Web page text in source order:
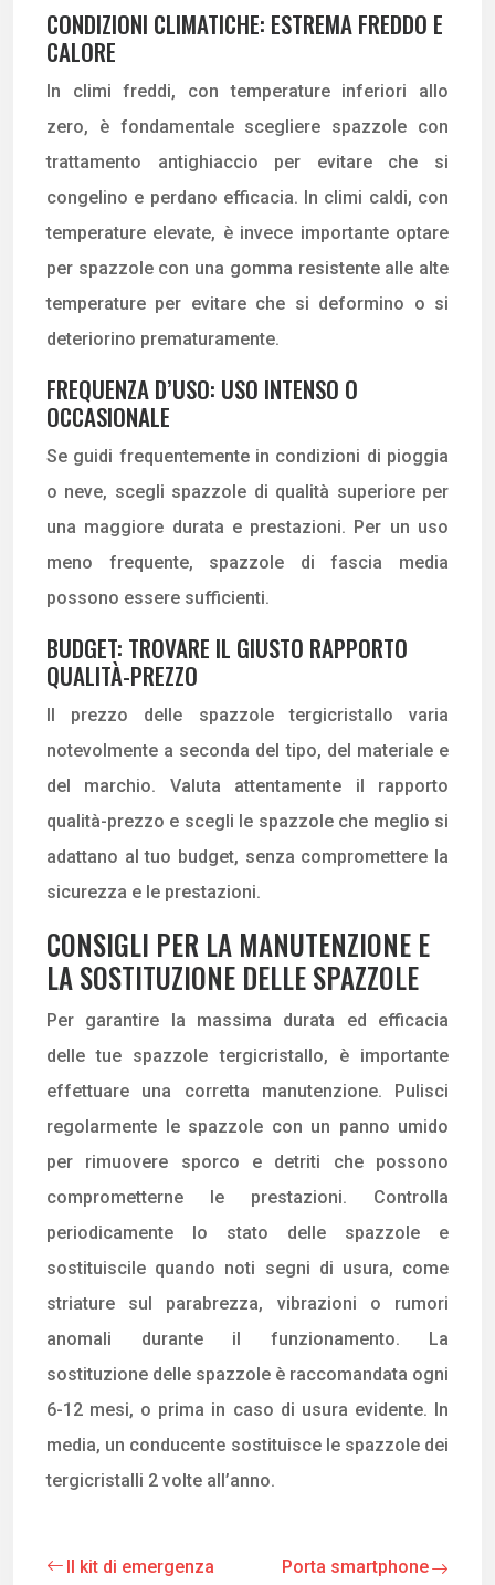
CONDIZIONI CLIMATICHE: ESTREMA FREDDO E
CALORE
In climi freddi, con temperature inferiori allo
zero, è fondamentale scegliere spazzole con
trattamento antighiaccio per evitare che si
congelino e perdano efficacia. In climi caldi, con
temperature elevate, è invece importante optare
per spazzole con una gomma resistente alle alte
temperature per evitare che si deformino o si
deteriorino prematuramente.
FREQUENZA D’USO: USO INTENSO O
OCCASIONALE
Se guidi frequentemente in condizioni di pioggia
o neve, scegli spazzole di qualità superiore per
una maggiore durata e prestazioni. Per un uso
meno frequente, spazzole di fascia media
possono essere sufficienti.
BUDGET: TROVARE IL GIUSTO RAPPORTO
QUALITÀ-PREZZO
Il prezzo delle spazzole tergicristallo varia
notevolmente a seconda del tipo, del materiale e
del marchio. Valuta attentamente il rapporto
qualità-prezzo e scegli le spazzole che meglio si
adattano al tuo budget, senza compromettere la
sicurezza e le prestazioni.
CONSIGLI PER LA MANUTENZIONE E
LA SOSTITUZIONE DELLE SPAZZOLE
Per garantire la massima durata ed efficacia
delle tue spazzole tergicristallo, è importante
effettuare una corretta manutenzione. Pulisci
regolarmente le spazzole con un panno umido
per rimuovere sporco e detriti che possono
comprometterne le prestazioni. Controlla
periodicamente lo stato delle spazzole e
sostituiscile quando noti segni di usura, come
striature sul parabrezza, vibrazioni o rumori
anomali durante il funzionamento. La
sostituzione delle spazzole è raccomandata ogni
6-12 mesi, o prima in caso di usura evidente. In
media, un conducente sostituisce le spazzole dei
tergicristalli 2 volte all’anno.
Il kit di emergenza
Porta smartphone